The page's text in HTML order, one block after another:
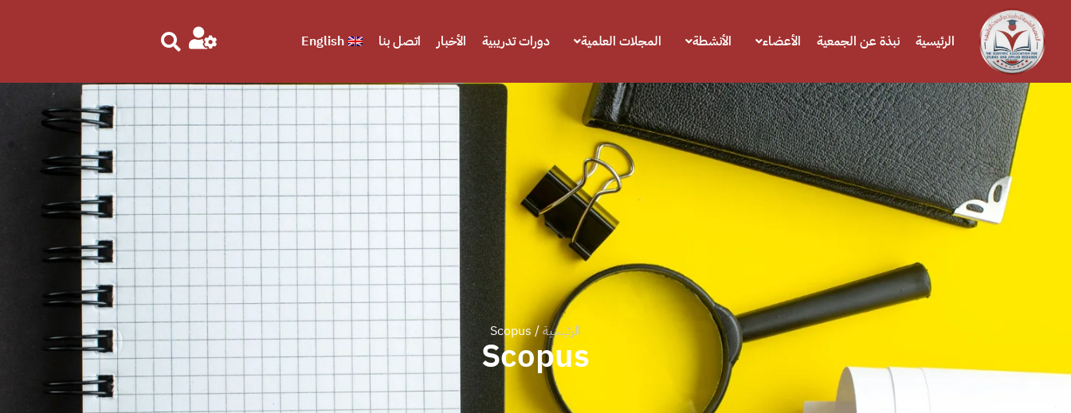
الرئيسية نبذة عن الجمعية الأعضاء الأنشطة المجلات العلمية دورات تدريبية الأخبار اتصل بنا English
الرئيسية/ Scopus
Scopus